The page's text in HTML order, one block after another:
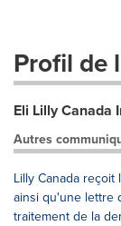
Profil de
Eli Lilly Canada
Autres
Lilly Canada reçoit
ainsi qu'une lettre
traitement de la